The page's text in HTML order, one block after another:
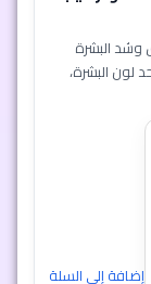
وترطيب
وشد البشرة
البشرة،